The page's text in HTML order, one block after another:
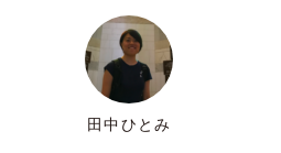
田中ひとみ